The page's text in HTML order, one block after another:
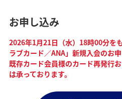
お申し込み
2026年1月21日（水）18時00分を
ラブカード／ANA」新規入会のお
既存カード会員様のカード再発行
は承っております。